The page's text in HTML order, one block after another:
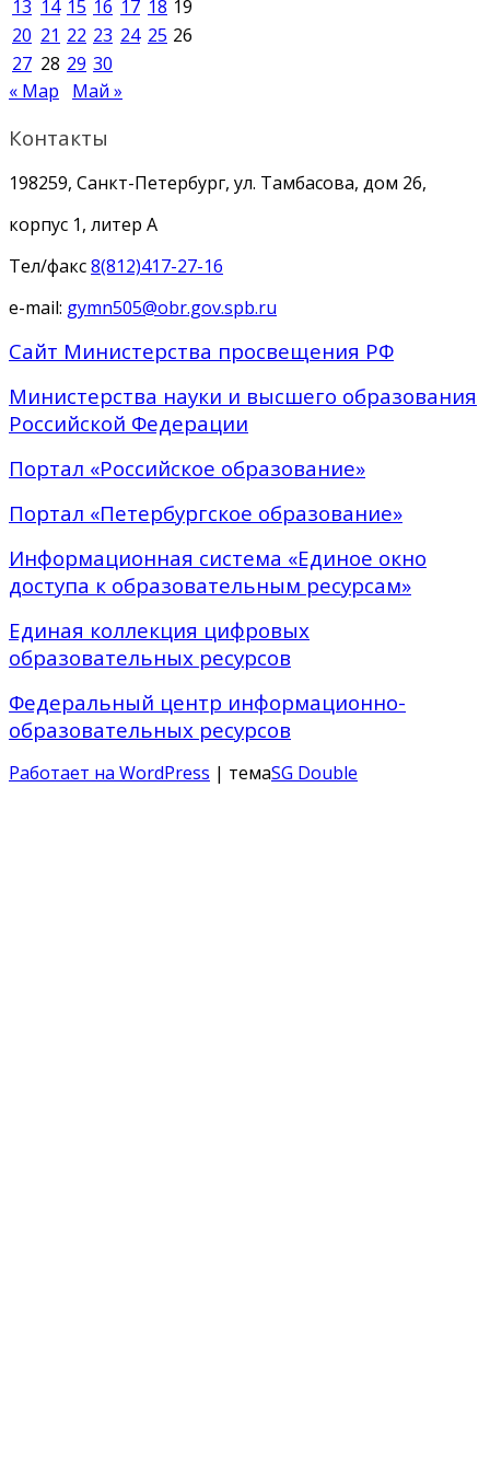
13 14 15 16 17 18 19
20 21 22 23 24 25 26
27 28 29 30
« Мар
Май »
Контакты
198259, Санкт-Петербург, ул. Тамбасова, дом 26,
корпус 1, литер А
Тел/факс8(812)417-27-16
e-mail: gymn505@obr.gov.spb.ru
Сайт Министерства просвещения РФ
Министерства науки и высшего образования
Российской Федерации
Портал «Российское образование»
Портал «Петербургское образование»
Информационная система «Единое окно
доступа к образовательным ресурсам»
Единая коллекция цифровых
образовательных ресурсов
Федеральный центр информационно-
образовательных ресурсов
Работает на WordPress | темаSG Double